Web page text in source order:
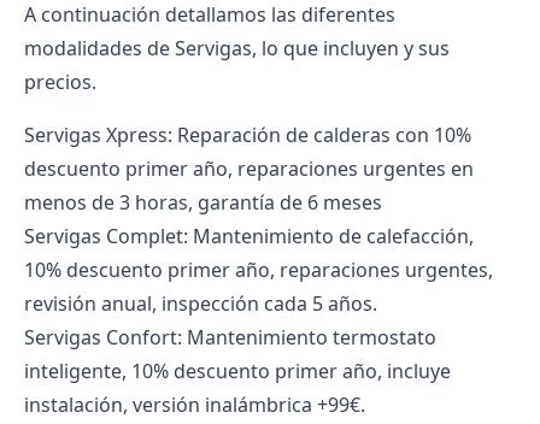
A continuación detallamos las diferentes
modalidades de Servigas, lo que incluyen y sus
precios.
Servigas Xpress: Reparación de calderas con 10%
descuento primer año, reparaciones urgentes en
menos de 3 horas, garantía de 6 meses
Servigas Complet: Mantenimiento de calefacción,
10% descuento primer año, reparaciones urgentes,
revisión anual, inspección cada 5 años.
Servigas Confort: Mantenimiento termostato
inteligente, 10% descuento primer año, incluye
instalación, versión inalámbrica +99€.